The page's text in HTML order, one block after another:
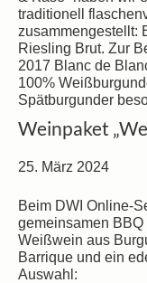
traditionell
zusammengestellt:
Riesling Brut. Zur
2017 Blanc de
100%
Spätburgunder
Weinpaket
25. März 2024
Beim DWI Online-
gemeinsamen
Weißwein aus
Barrique und ein